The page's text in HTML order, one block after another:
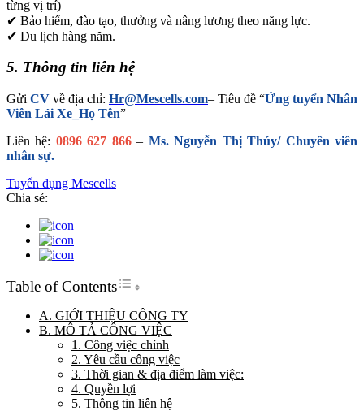
từng vị trí)
✔ Bảo hiểm, đào tạo, thưởng và nâng lương theo năng lực.
✔ Du lịch hàng năm.
5. Thông tin liên hệ
Gửi CV về địa chỉ: Hr@Mescells.com– Tiêu đề “Ứng tuyển Nhân
Viên Lái Xe_Họ Tên”
Liên hệ: 0896 627 866 – Ms. Nguyễn Thị Thúy/ Chuyên viên
nhân sự.
Tuyển dụng Mescells
Chia sẻ:
Table of ContentsToggle Table of Content
A. GIỚI THIỆU CÔNG TY
B. MÔ TẢ CÔNG VIỆC
1. Công việc chính
2. Yêu cầu công việc
3. Thời gian & địa điểm làm việc:
4. Quyền lợi
5. Thông tin liên hệ